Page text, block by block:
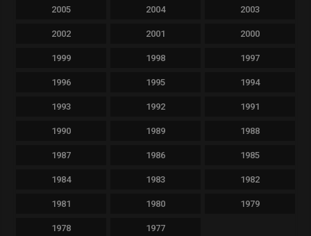
2005 2004 2003
2002 2001 2000
1999 1998 1997
1996 1995 1994
1993 1992 1991
1990 1989 1988
1987 1986 1985
1984 1983 1982
1981 1980 1979
1978 1977